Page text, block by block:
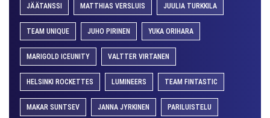
JÄÄTANSSI MATTHIAS VERSLUIS JUULIA TURKKILA
TEAM UNIQUE JUHO PIRINEN YUKA ORIHARA
MARIGOLD ICEUNITY VALTTER VIRTANEN
HELSINKI ROCKETTES LUMINEERS TEAM FINTASTIC
MAKAR SUNTSEV JANNA JYRKINEN PARILUISTELU